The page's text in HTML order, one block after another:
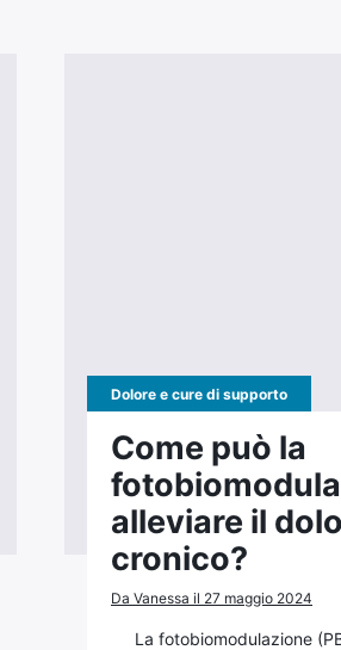
Dolore e cure di supporto
Come può la
alleviare il
cronico?
Da Vanessa il 27 maggio 2024
La fotobiomodulazione